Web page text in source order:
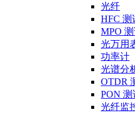
光纤
HFC 测
MPO
光万用
功率计
光谱分
OTDR
PON 测
光纤监